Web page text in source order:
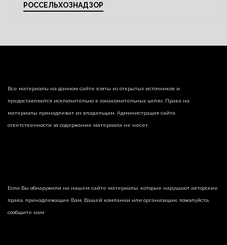
РОССЕЛЬХОЗНАДЗОР
Все материалы на данном сайте взяты из открытых источников и
предоставляются исключительно в ознакомительных целях. Права на
материалы принадлежат их владельцам. Администрация сайта
ответственности за содержание материала не несет.
Если Вы обнаружили на нашем сайте материалы, которые нарушают авторские
права, принадлежащие Вам, Вашей компании или организации, пожалуйста,
сообщите нам.